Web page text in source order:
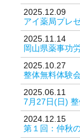
2025.12.09
アイ薬局プレ
2025.11.14
岡山県薬事功
2025.10.27
整体無料体験
2025.06.11
7月27日(日)
2024.12.15
第１回：仲秋